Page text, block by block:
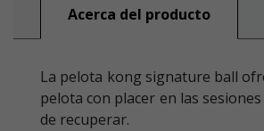
Acerca del producto
La pelota kong signature ball
pelota con placer en las
de recuperar.